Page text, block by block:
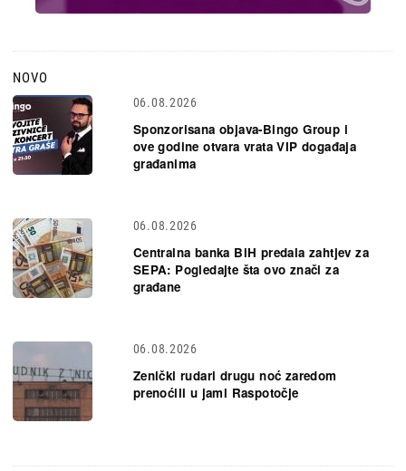
NOVO
06.08.2026
Sponzorisana objava-Bingo Group i
ove godine otvara vrata VIP događaja
građanima
06.08.2026
Centralna banka BiH predala zahtjev za
SEPA: Pogledajte šta ovo znači za
građane
06.08.2026
Zenički rudari drugu noć zaredom
prenoćili u jami Raspotočje